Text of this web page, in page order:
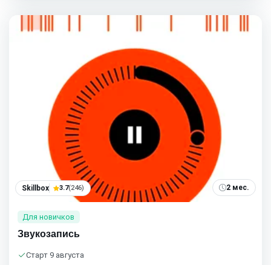
Skillbox 3.7(246) 2 мес.
Для новичков
Звукозапись
Старт 9 августа